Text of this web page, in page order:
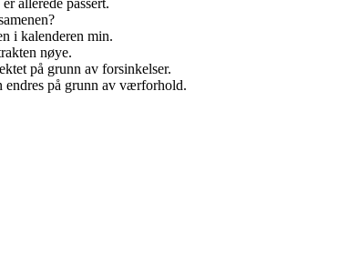
i kalenderen min.
nøye.
på grunn av forsinkelser.
endres på grunn av værforhold.